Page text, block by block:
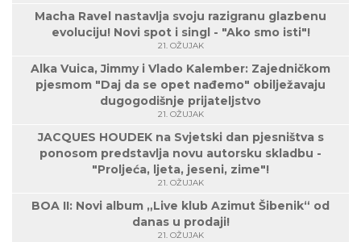
Macha Ravel nastavlja svoju razigranu glazbenu
evoluciju! Novi spot i singl - "Ako smo isti"!
21. OŽUJAK
Alka Vuica, Jimmy i Vlado Kalember: Zajedničkom
pjesmom "Daj da se opet nađemo" obilježavaju
dugogodišnje prijateljstvo
21. OŽUJAK
JACQUES HOUDEK na Svjetski dan pjesništva s
ponosom predstavlja novu autorsku skladbu -
"Proljeća, ljeta, jeseni, zime"!
21. OŽUJAK
BOA II: Novi album „Live klub Azimut Šibenik“ od
danas u prodaji!
21. OŽUJAK